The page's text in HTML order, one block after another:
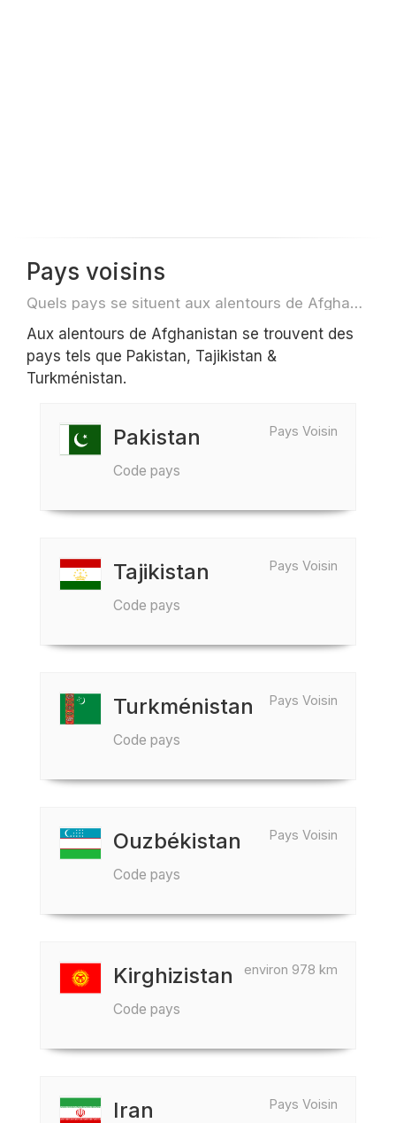
Pays voisins
Quels pays se situent aux alentours de Afghanistan par exemple pour des voyage ou des vols
Aux alentours de Afghanistan se trouvent des
pays tels que Pakistan, Tajikistan &
Turkménistan.
Pays Voisin
Pakistan
Code pays
Pays Voisin
Tajikistan
Code pays
Pays Voisin
Turkménistan
Code pays
Pays Voisin
Ouzbékistan
Code pays
environ 978 km
Kirghizistan
Code pays
Pays Voisin
Iran